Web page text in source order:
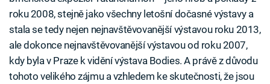
roku 2008, stejně jako všechny letošní dočasné výstavy a
stala se tedy nejen nejnavštěvovanější výstavou roku 2013,
ale dokonce nejnavštěvovanější výstavou od roku 2007,
kdy byla v Praze k vidění výstava Bodies. A právě z důvodu
tohoto velikého zájmu a vzhledem ke skutečnosti, že jsou